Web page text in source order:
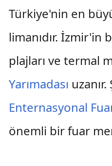
Türkiye'nin en
limanıdır. İzmir'in
plajları ve termal
Yarımadası uzanır.
Enternasyonal
önemli bir fuar